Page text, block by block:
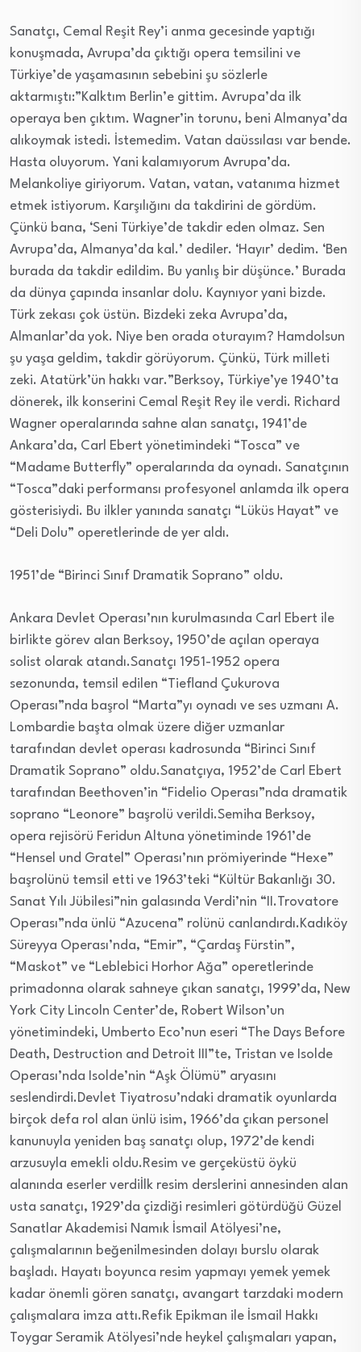
Sanatçı, Cemal Reşit Rey’i anma gecesinde yaptığı
konuşmada, Avrupa’da çıktığı opera temsilini ve
Türkiye’de yaşamasının sebebini şu sözlerle
aktarmıştı:”Kalktım Berlin’e gittim. Avrupa’da ilk
operaya ben çıktım. Wagner’in torunu, beni Almanya’da
alıkoymak istedi. İstemedim. Vatan daüssılası var bende.
Hasta oluyorum. Yani kalamıyorum Avrupa’da.
Melankoliye giriyorum. Vatan, vatan, vatanıma hizmet
etmek istiyorum. Karşılığını da takdirini de gördüm.
Çünkü bana, ‘Seni Türkiye’de takdir eden olmaz. Sen
Avrupa’da, Almanya’da kal.’ dediler. ‘Hayır’ dedim. ‘Ben
burada da takdir edildim. Bu yanlış bir düşünce.’ Burada
da dünya çapında insanlar dolu. Kaynıyor yani bizde.
Türk zekası çok üstün. Bizdeki zeka Avrupa’da,
Almanlar’da yok. Niye ben orada oturayım? Hamdolsun
şu yaşa geldim, takdir görüyorum. Çünkü, Türk milleti
zeki. Atatürk’ün hakkı var.”Berksoy, Türkiye’ye 1940’ta
dönerek, ilk konserini Cemal Reşit Rey ile verdi. Richard
Wagner operalarında sahne alan sanatçı, 1941’de
Ankara’da, Carl Ebert yönetimindeki “Tosca” ve
“Madame Butterfly” operalarında da oynadı. Sanatçının
“Tosca”daki performansı profesyonel anlamda ilk opera
gösterisiydi. Bu ilkler yanında sanatçı “Lüküs Hayat” ve
“Deli Dolu” operetlerinde de yer aldı.
1951’de “Birinci Sınıf Dramatik Soprano” oldu.
Ankara Devlet Operası’nın kurulmasında Carl Ebert ile
birlikte görev alan Berksoy, 1950’de açılan operaya
solist olarak atandı.Sanatçı 1951-1952 opera
sezonunda, temsil edilen “Tiefland Çukurova
Operası”nda başrol “Marta”yı oynadı ve ses uzmanı A.
Lombardie başta olmak üzere diğer uzmanlar
tarafından devlet operası kadrosunda “Birinci Sınıf
Dramatik Soprano” oldu.Sanatçıya, 1952’de Carl Ebert
tarafından Beethoven’in “Fidelio Operası”nda dramatik
soprano “Leonore” başrolü verildi.Semiha Berksoy,
opera rejisörü Feridun Altuna yönetiminde 1961’de
“Hensel und Gratel” Operası’nın prömiyerinde “Hexe”
başrolünü temsil etti ve 1963’teki “Kültür Bakanlığı 30.
Sanat Yılı Jübilesi”nin galasında Verdi’nin “II.Trovatore
Operası”nda ünlü “Azucena” rolünü canlandırdı.Kadıköy
Süreyya Operası’nda, “Emir”, “Çardaş Fürstin”,
“Maskot” ve “Leblebici Horhor Ağa” operetlerinde
primadonna olarak sahneye çıkan sanatçı, 1999’da, New
York City Lincoln Center’de, Robert Wilson’un
yönetimindeki, Umberto Eco’nun eseri “The Days Before
Death, Destruction and Detroit III”te, Tristan ve Isolde
Operası’nda Isolde’nin “Aşk Ölümü” aryasını
seslendirdi.Devlet Tiyatrosu’ndaki dramatik oyunlarda
birçok defa rol alan ünlü isim, 1966’da çıkan personel
kanunuyla yeniden baş sanatçı olup, 1972’de kendi
arzusuyla emekli oldu.Resim ve gerçeküstü öykü
alanında eserler verdiİlk resim derslerini annesinden alan
usta sanatçı, 1929’da çizdiği resimleri götürdüğü Güzel
Sanatlar Akademisi Namık İsmail Atölyesi’ne,
çalışmalarının beğenilmesinden dolayı burslu olarak
başladı. Hayatı boyunca resim yapmayı yemek yemek
kadar önemli gören sanatçı, avangart tarzdaki modern
çalışmalara imza attı.Refik Epikman ile İsmail Hakkı
Toygar Seramik Atölyesi’nde heykel çalışmaları yapan,